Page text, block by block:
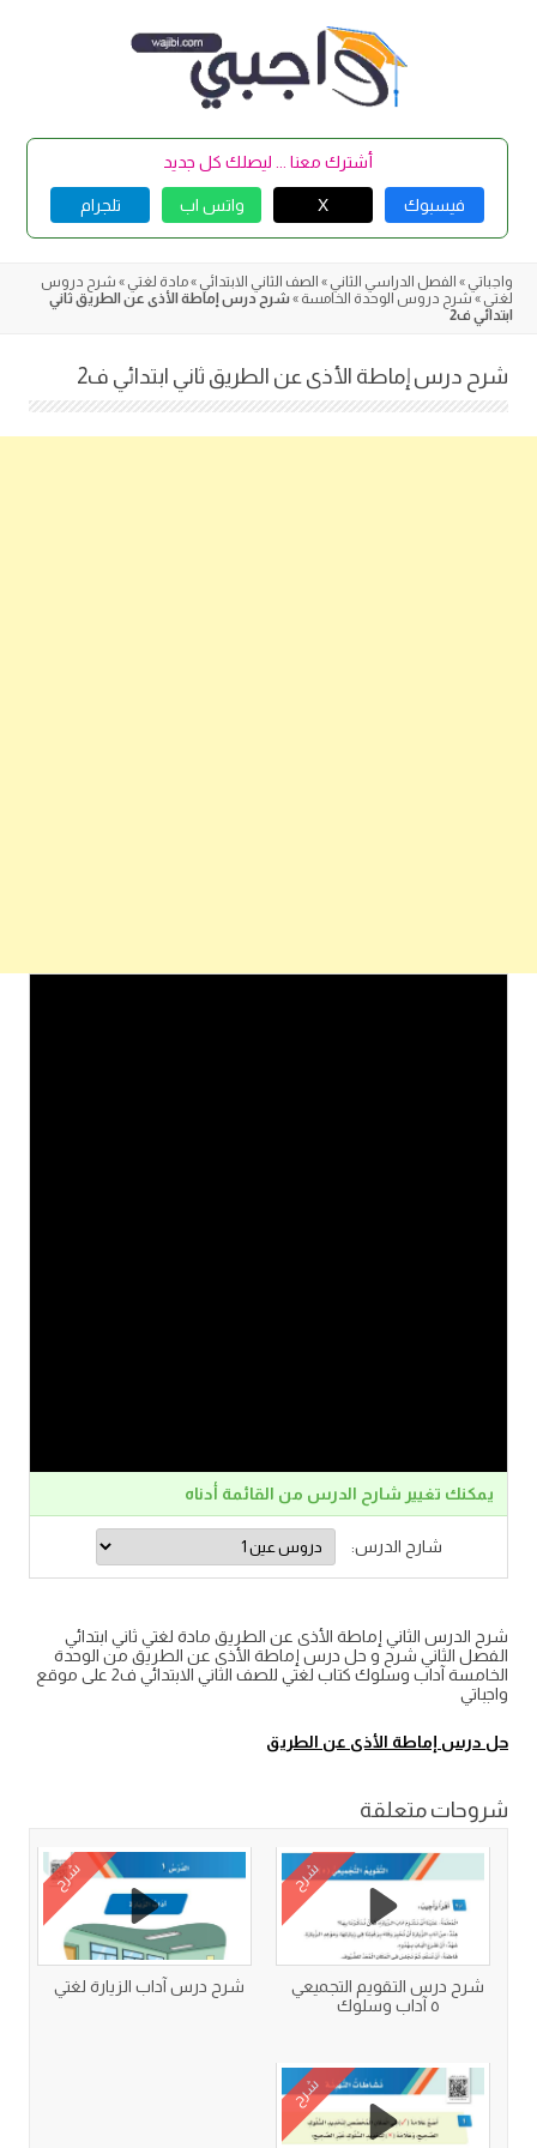
أشترك معنا ... ليصلك كل جديد
فيسبوك X واتس اب تلجرام
واجباتي » الفصل الدراسي الثاني » الصف الثاني الابتدائي »مادة لغتي » شرح دروس
لغتي » شرح دروس الوحدة الخامسة » شرح درس إماطة الأذى عن الطريق ثاني
ابتدائي ف2
شرح درس إماطة الأذى عن الطريق ثاني ابتدائي ف2
يمكنك تغيير شارح الدرس من القائمة أدناه
شارح الدرس:
شرح الدرس الثاني إماطة الأذى عن الطريق مادة لغتي ثاني ابتدائي
الفصل الثاني شرح و حل درس إماطة الأذى عن الطريق من الوحدة
الخامسة آداب وسلوك كتاب لغتي للصف الثاني الابتدائي ف2 على موقع
واجباتي
حل درس إماطة الأذى عن الطريق
شروحات متعلقة
شرح
شرح درس التقويم التجميعي
٥ آداب وسلوك
شرح
شرح درس آداب الزيارة لغتي
شرح